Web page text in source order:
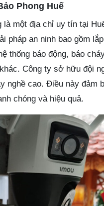
Phong Huế
là một địa chỉ uy tín tại
pháp an ninh bao gồm
thống báo động, báo
Công ty sở hữu đội
nghề cao. Điều này đảm
chóng và hiệu quả.